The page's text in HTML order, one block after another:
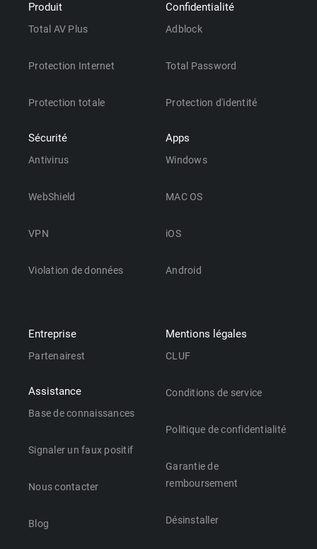
Produit
Total AV Plus
Protection Internet
Protection totale
Sécurité
Antivirus
WebShield
VPN
Violation de données
Confidentialité
Adblock
Total Password
Protection d'identité
Apps
Windows
MAC OS
iOS
Android
Entreprise
Partenairest
Assistance
Base de connaissances
Signaler un faux positif
Nous contacter
Blog
Mentions légales
CLUF
Conditions de service
Politique de confidentialité
Garantie de
remboursement
Désinstaller